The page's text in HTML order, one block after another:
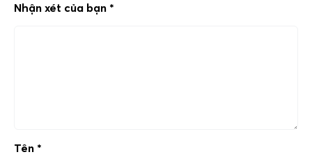
Nhận xét của bạn *
Tên *